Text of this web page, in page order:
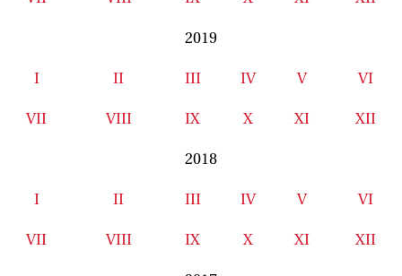
2019
I II III IV V VI
VII VIII IX X XI XII
2018
I II III IV V VI
VII VIII IX X XI XII